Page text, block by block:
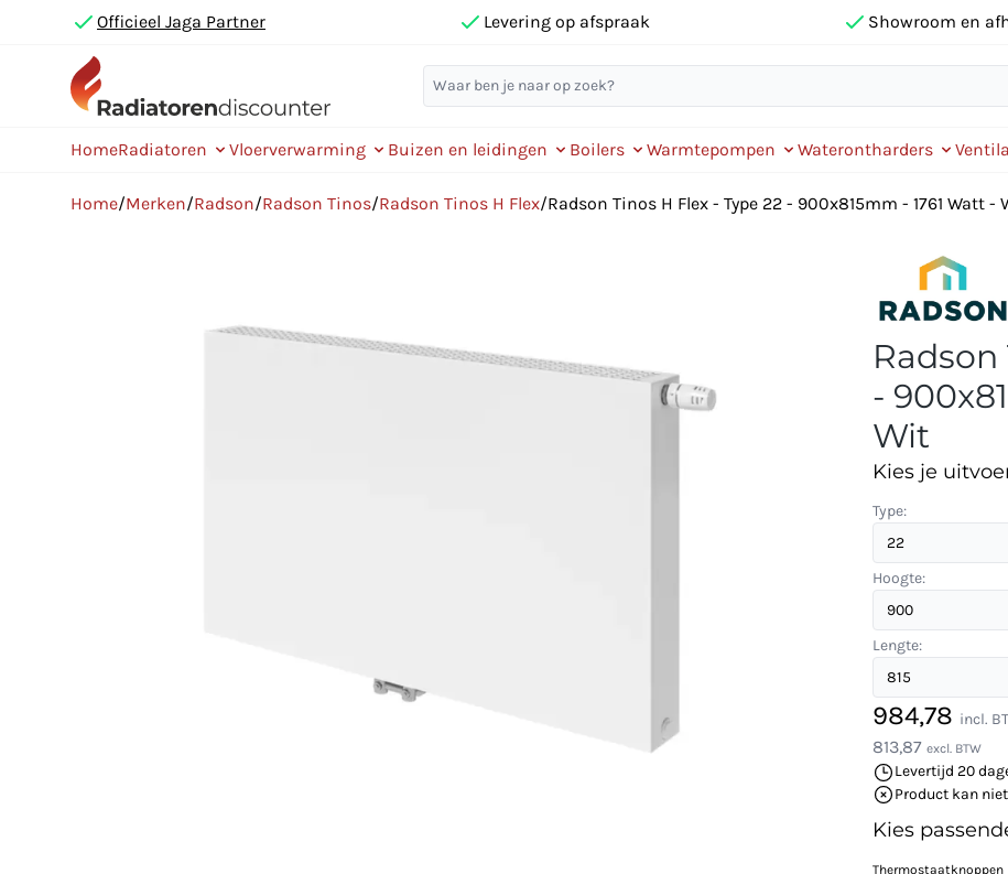
Officieel Jaga Partner Levering op afspraak Showroom en
HomeRadiatoren Vloerverwarming Buizen en leidingen Boilers Warmtepompen Waterontharders
Home/Merken/Radson/Radson Tinos/Radson Tinos H Flex/Radson Tinos H Flex - Type 22 - 900x815mm - 1761 Watt -
Radson
-
Wit
Kies je
Type:
Hoogte:
Lengte:
984,78 incl.
813,87 excl. BTW
Levertijd 20
Product kan
Kies
Thermostaatknoppen